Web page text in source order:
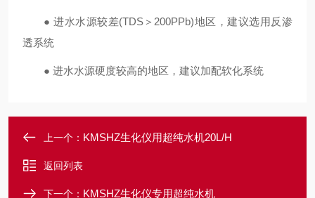
● 进水水源较差(TDS＞200PPb)地区，建议选用反渗
透系统
● 进水水源硬度较高的地区，建议加配软化系统
上一个： KMSHZ生化仪用超纯水机20L/H
返回列表
下一个： KMSHZ生化仪专用超纯水机